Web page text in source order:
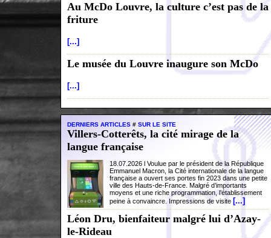
Au McDo Louvre, la culture c’est pas de la
friture
[...]
Le musée du Louvre inaugure son McDo
[...]
DERNIERS ARTICLES # SUR LE SITE
Villers-Cotterêts, la cité mirage de la
langue française
18.07.2026 l Voulue par le président de la République
Emmanuel Macron, la Cité internationale de la langue
française a ouvert ses portes fin 2023 dans une petite
ville des Hauts-de-France. Malgré d’importants
moyens et une riche programmation, l’établissement
peine à convaincre. Impressions de visite [...]
Léon Dru, bienfaiteur malgré lui d’Azay-
le-Rideau